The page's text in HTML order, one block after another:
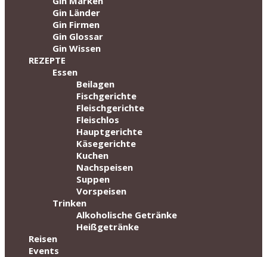
Gin Länder
Gin Firmen
Gin Glossar
Gin Wissen
REZEPTE
Essen
Beilagen
Fischgerichte
Fleischgerichte
Fleischlos
Hauptgerichte
Käsegerichte
Kuchen
Nachspeisen
Suppen
Vorspeisen
Trinken
Alkoholische Getränke
Heißgetränke
Reisen
Events